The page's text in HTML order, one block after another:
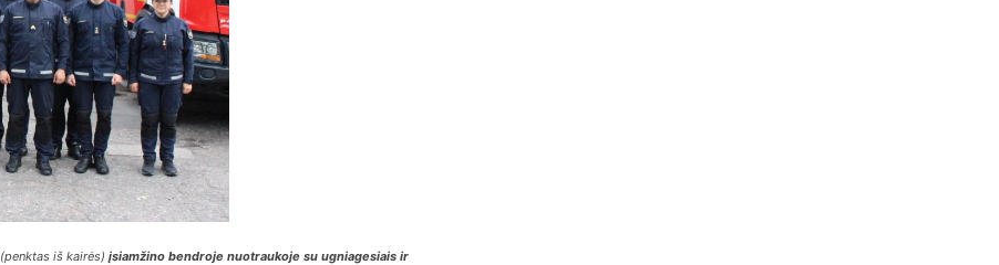
(penktas iš kairės) įsiamžino bendroje nuotraukoje su ugniagesiais ir